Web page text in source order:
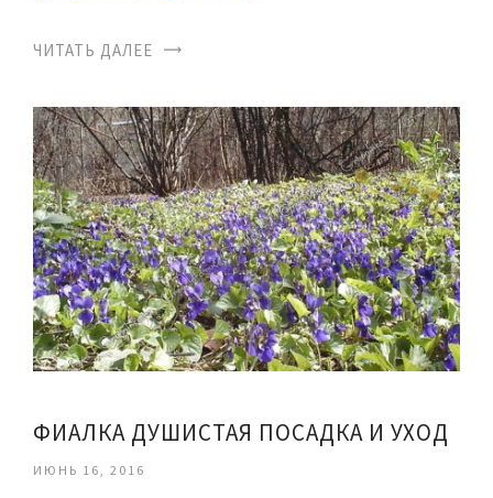
ЧИТАТЬ ДАЛЕЕ
ФИАЛКА ДУШИСТАЯ ПОСАДКА И УХОД
ИЮНЬ 16, 2016